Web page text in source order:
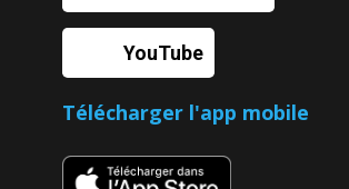
YouTube
Télécharger l'app mobile